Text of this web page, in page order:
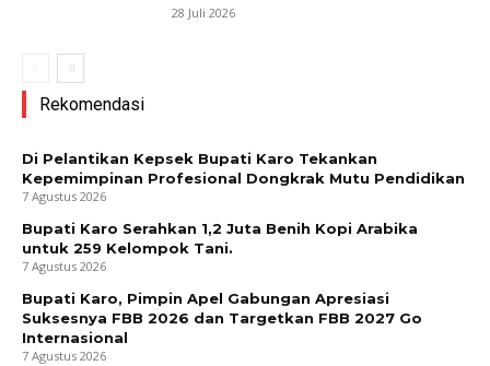
28 Juli 2026
Rekomendasi
Di Pelantikan Kepsek Bupati Karo Tekankan
Kepemimpinan Profesional Dongkrak Mutu Pendidikan
7 Agustus 2026
Bupati Karo Serahkan 1,2 Juta Benih Kopi Arabika
untuk 259 Kelompok Tani.
7 Agustus 2026
Bupati Karo, Pimpin Apel Gabungan Apresiasi
Suksesnya FBB 2026 dan Targetkan FBB 2027 Go
Internasional
7 Agustus 2026